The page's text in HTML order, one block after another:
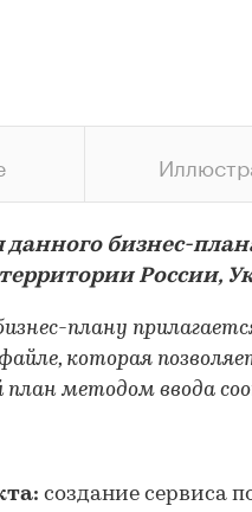
данного бизнес-
России,
плану
которая
план методом ввода
создание сервиса